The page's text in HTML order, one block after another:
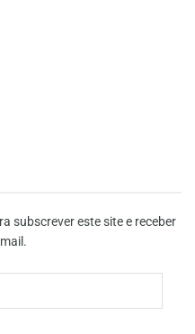
subscrever este site e receber